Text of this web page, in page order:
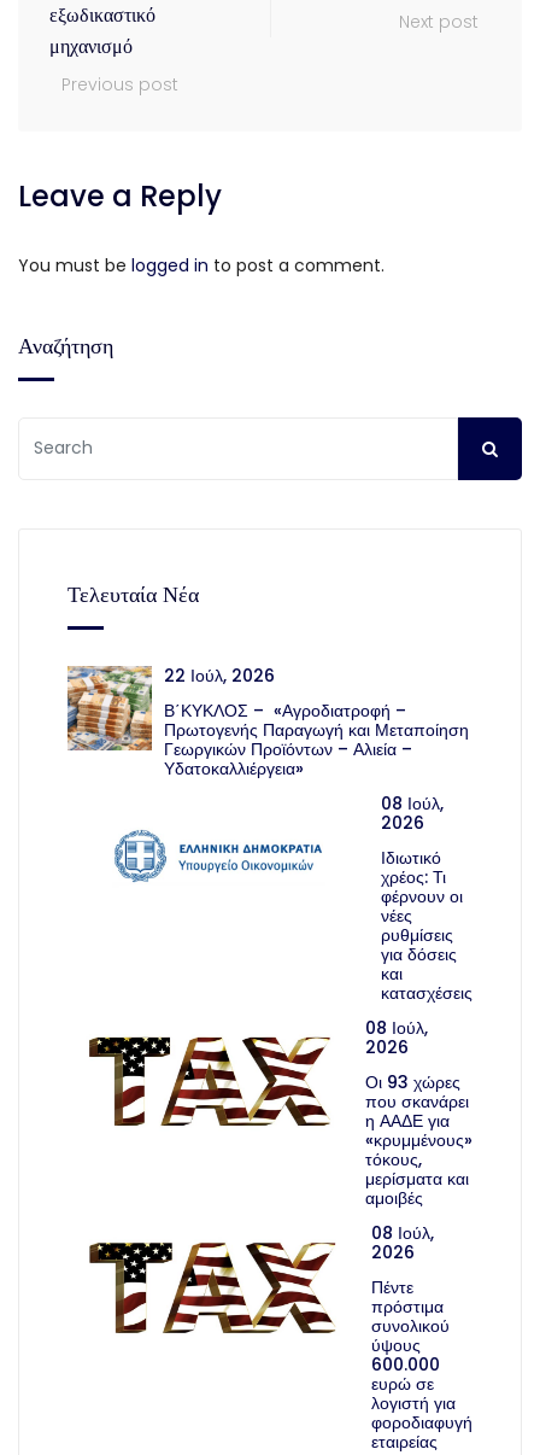
εξωδικαστικό
μηχανισμό
Previous post
Next post
Leave a Reply
You must be logged in to post a comment.
Αναζήτηση
Τελευταία Νέα
22 Ιούλ, 2026
Β΄ΚΥΚΛΟΣ – «Αγροδιατροφή –
Πρωτογενής Παραγωγή και Μεταποίηση
Γεωργικών Προϊόντων – Αλιεία –
Υδατοκαλλιέργεια»
08 Ιούλ,
2026
Ιδιωτικό
χρέος: Τι
φέρνουν οι
νέες
ρυθμίσεις
για δόσεις
και
κατασχέσεις
08 Ιούλ,
2026
Οι 93 χώρες
που σκανάρει
η ΑΑΔΕ για
«κρυμμένους»
τόκους,
μερίσματα και
αμοιβές
08 Ιούλ,
2026
Πέντε
πρόστιμα
συνολικού
ύψους
600.000
ευρώ σε
λογιστή για
φοροδιαφυγή
εταιρείας